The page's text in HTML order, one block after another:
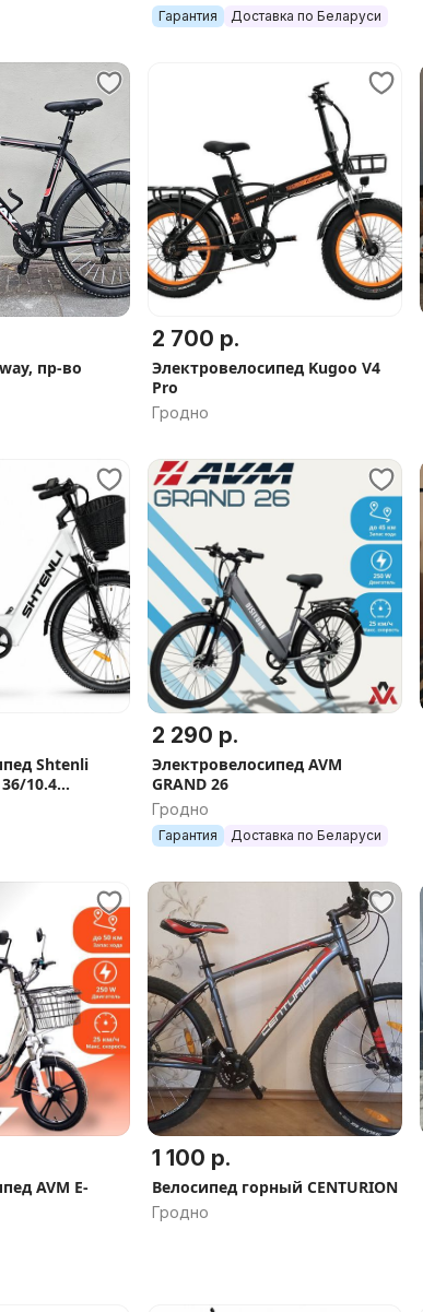
Гарантия Доставка по Беларуси
пр-во
2 700 р.
Электровелосипед Kugoo V4
Pro
Гродно
Shtenli
10.4
доставка
2 290 р.
Электровелосипед AVM
GRAND 26
Гродно
Гарантия Доставка по Беларуси
AVM E-
1 100 р.
Велосипед горный CENTURION
Гродно